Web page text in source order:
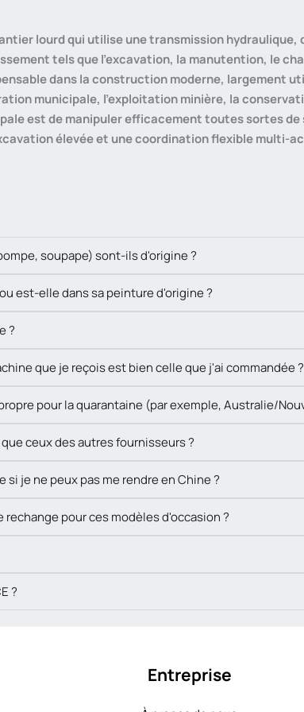
lourd qui utilise une transmission hydraulique,
tels que l'excavation, la manutention, le
dans la construction moderne, largement
municipale, l'exploitation minière, la
est de manipuler efficacement toutes sortes de
élevée et une coordination flexible multi-
soupape) sont-ils d'origine ?
est-elle dans sa peinture d'origine ?
?
que je reçois est bien celle que j'ai commandée ?
pour la quarantaine (par exemple, Australie/
ceux des autres fournisseurs ?
je ne peux pas me rendre en Chine ?
pour ces modèles d'occasion ?
?
Entreprise